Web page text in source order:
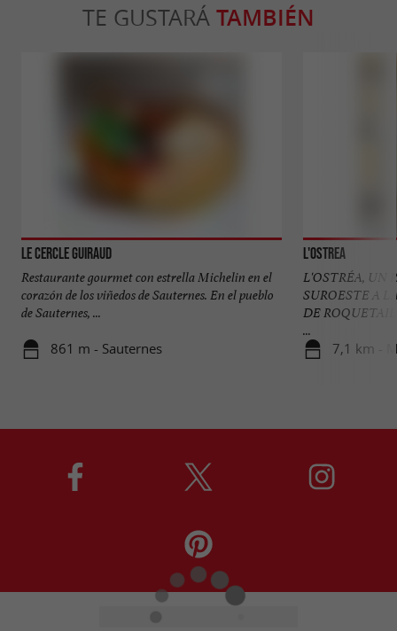
TE GUSTARÁ TAMBIÉN
Le Cercle Guiraud
Restaurante gourmet con estrella Michelin en el
corazón de los viñedos de Sauternes. En el pueblo
de Sauternes, ...
861 m - Sauternes
L'Ostrea
L'OSTRÉA, UN
SUROESTE A
DE
...
7,1 km -